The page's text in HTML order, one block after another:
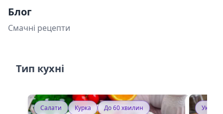
Блог
Смачні рецепти
Тип кухні
Салати Курка
До 60 хвилин